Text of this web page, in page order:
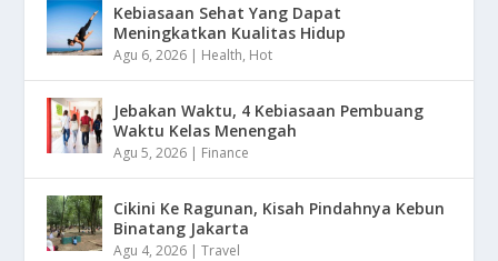
Kebiasaan Sehat Yang Dapat
Meningkatkan Kualitas Hidup
Agu 6, 2026 | Health, Hot
Jebakan Waktu, 4 Kebiasaan Pembuang
Waktu Kelas Menengah
Agu 5, 2026 | Finance
Cikini Ke Ragunan, Kisah Pindahnya Kebun
Binatang Jakarta
Agu 4, 2026 |Travel